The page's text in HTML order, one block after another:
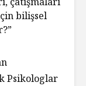
bilişsel
Psikologlar